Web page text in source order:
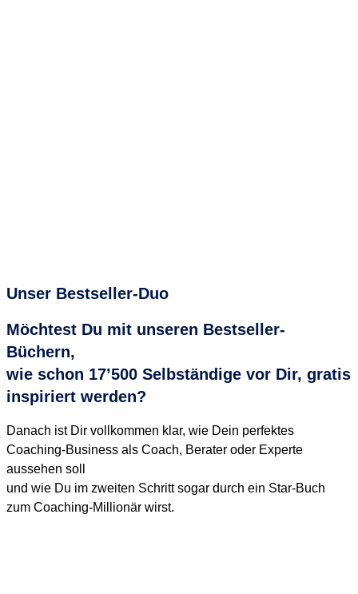
Unser Bestseller-Duo
Möchtest Du mit unseren Bestseller-
Büchern,
wie schon 17’500 Selbständige vor Dir, gratis
inspiriert werden?
Danach ist Dir vollkommen klar, wie Dein perfektes
Coaching-Business als Coach, Berater oder Experte
aussehen soll
und wie Du im zweiten Schritt sogar durch ein Star-Buch
zum Coaching-Millionär wirst.